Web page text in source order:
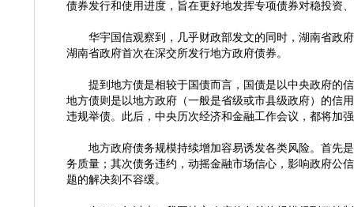
债券发行和使用进度，旨在更好地发挥专项债券对稳投资
华宇国信观察到，几乎财政部发文的同时，湖南省政
湖南省政府首次在深交所发行地方政府债券。
提到地方债是相较于国债而言，国债是以中央政府的
地方债则是以地方政府（一般是省级或市县级政府）的信
违规举债。此后，中央历次经济和金融工作会议，都将加
地方政府债务规模持续增加容易诱发各类风险。首先
务质量；其次债务违约，动摇金融市场信心，影响政府公
题的解决刻不容缓。